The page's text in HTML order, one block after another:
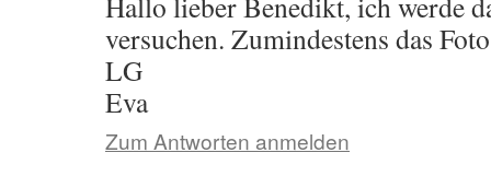
versuchen. Zumindestens das
LG
Eva
Zum Antworten anmelden